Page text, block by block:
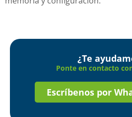
¿Te
Ponte en contacto
Escríbenos por